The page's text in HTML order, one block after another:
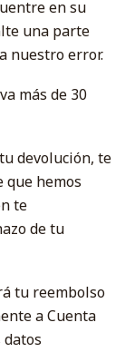
en su
una parte
nuestro error.
más de 30
devolución, te
hemos
te
de tu
tu reembolso
a Cuenta
datos